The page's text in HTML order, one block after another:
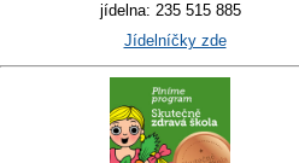
jídelna: 235 515 885
Jídelníčky zde